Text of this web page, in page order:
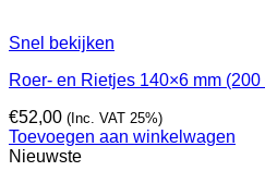
Snel bekijken
Roer- en Rietjes 140×6 mm (200
€52,00 (Inc. VAT 25%)
Toevoegen aan winkelwagen
Nieuwste